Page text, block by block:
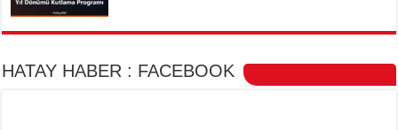
HATAY HABER : FACEBOOK